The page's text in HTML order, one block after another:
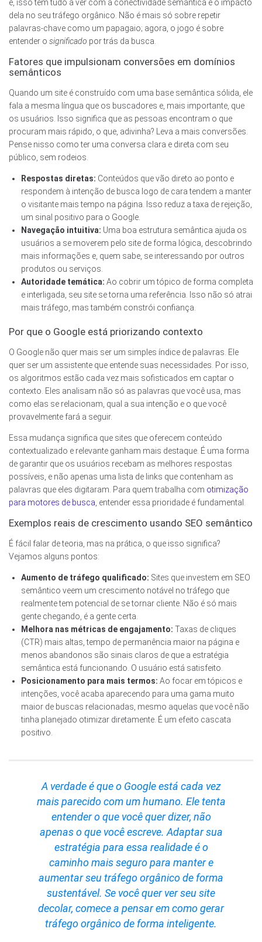
é, isso tem tudo a ver com a conectividade semântica e o impacto
dela no seu tráfego orgânico. Não é mais só sobre repetir
palavras-chave como um papagaio; agora, o jogo é sobre
entender o significado por trás da busca.
Fatores que impulsionam conversões em domínios
semânticos
Quando um site é construído com uma base semântica sólida, ele
fala a mesma língua que os buscadores e, mais importante, que
os usuários. Isso significa que as pessoas encontram o que
procuram mais rápido, o que, adivinha? Leva a mais conversões.
Pense nisso como ter uma conversa clara e direta com seu
público, sem rodeios.
Respostas diretas: Conteúdos que vão direto ao ponto e
respondem à intenção de busca logo de cara tendem a manter
o visitante mais tempo na página. Isso reduz a taxa de rejeição,
um sinal positivo para o Google.
Navegação intuitiva: Uma boa estrutura semântica ajuda os
usuários a se moverem pelo site de forma lógica, descobrindo
mais informações e, quem sabe, se interessando por outros
produtos ou serviços.
Autoridade temática: Ao cobrir um tópico de forma completa
e interligada, seu site se torna uma referência. Isso não só atrai
mais tráfego, mas também constrói confiança.
Por que o Google está priorizando contexto
O Google não quer mais ser um simples índice de palavras. Ele
quer ser um assistente que entende suas necessidades. Por isso,
os algoritmos estão cada vez mais sofisticados em captar o
contexto. Eles analisam não só as palavras que você usa, mas
como elas se relacionam, qual a sua intenção e o que você
provavelmente fará a seguir.
Essa mudança significa que sites que oferecem conteúdo
contextualizado e relevante ganham mais destaque. É uma forma
de garantir que os usuários recebam as melhores respostas
possíveis, e não apenas uma lista de links que contenham as
palavras que eles digitaram. Para quem trabalha com otimização
para motores de busca, entender essa prioridade é fundamental.
Exemplos reais de crescimento usando SEO semântico
É fácil falar de teoria, mas na prática, o que isso significa?
Vejamos alguns pontos:
Aumento de tráfego qualificado: Sites que investem em SEO
semântico veem um crescimento notável no tráfego que
realmente tem potencial de se tornar cliente. Não é só mais
gente chegando, é a gente certa.
Melhora nas métricas de engajamento: Taxas de cliques
(CTR) mais altas, tempo de permanência maior na página e
menos abandonos são sinais claros de que a estratégia
semântica está funcionando. O usuário está satisfeito.
Posicionamento para mais termos: Ao focar em tópicos e
intenções, você acaba aparecendo para uma gama muito
maior de buscas relacionadas, mesmo aquelas que você não
tinha planejado otimizar diretamente. É um efeito cascata
positivo.
A verdade é que o Google está cada vez
mais parecido com um humano. Ele tenta
entender o que você quer dizer, não
apenas o que você escreve. Adaptar sua
estratégia para essa realidade é o
caminho mais seguro para manter e
aumentar seu tráfego orgânico de forma
sustentável. Se você quer ver seu site
decolar, comece a pensar em como gerar
tráfego orgânico de forma inteligente.